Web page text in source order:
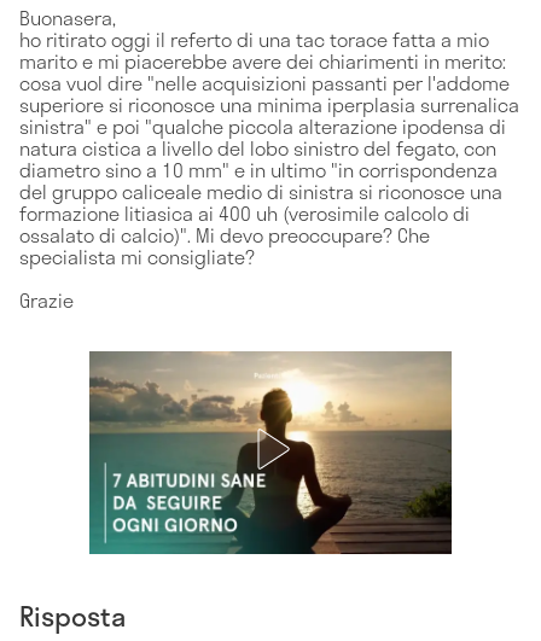
Buonasera,
ho ritirato oggi il referto di una tac torace fatta a mio
marito e mi piacerebbe avere dei chiarimenti in merito:
cosa vuol dire "nelle acquisizioni passanti per l'addome
superiore si riconosce una minima iperplasia surrenalica
sinistra" e poi "qualche piccola alterazione ipodensa di
natura cistica a livello del lobo sinistro del fegato, con
diametro sino a 10 mm" e in ultimo "in corrispondenza
del gruppo caliceale medio di sinistra si riconosce una
formazione litiasica ai 400 uh (verosimile calcolo di
ossalato di calcio)". Mi devo preoccupare? Che
specialista mi consigliate?
Grazie
Risposta